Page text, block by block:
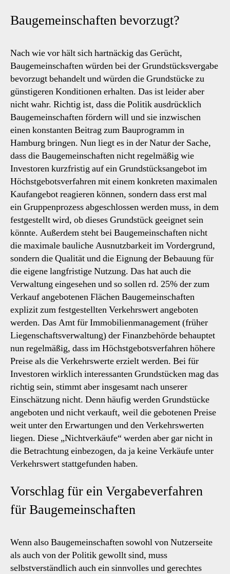
Baugemeinschaften bevorzugt?
Nach wie vor hält sich hartnäckig das Gerücht,
Baugemeinschaften würden bei der Grundstücksvergabe
bevorzugt behandelt und würden die Grundstücke zu
günstigeren Konditionen erhalten. Das ist leider aber
nicht wahr. Richtig ist, dass die Politik ausdrücklich
Baugemeinschaften fördern will und sie inzwischen
einen konstanten Beitrag zum Bauprogramm in
Hamburg bringen. Nun liegt es in der Natur der Sache,
dass die Baugemeinschaften nicht regelmäßig wie
Investoren kurzfristig auf ein Grundstücksangebot im
Höchstgebotsverfahren mit einem konkreten maximalen
Kaufangebot reagieren können, sondern dass erst mal
ein Gruppenprozess abgeschlossen werden muss, in dem
festgestellt wird, ob dieses Grundstück geeignet sein
könnte. Außerdem steht bei Baugemeinschaften nicht
die maximale bauliche Ausnutzbarkeit im Vordergrund,
sondern die Qualität und die Eignung der Bebauung für
die eigene langfristige Nutzung. Das hat auch die
Verwaltung eingesehen und so sollen rd. 25% der zum
Verkauf angebotenen Flächen Baugemeinschaften
explizit zum festgestellten Verkehrswert angeboten
werden. Das Amt für Immobilienmanagement (früher
Liegenschaftsverwaltung) der Finanzbehörde behauptet
nun regelmäßig, dass im Höchstgebotsverfahren höhere
Preise als die Verkehrswerte erzielt werden. Bei für
Investoren wirklich interessanten Grundstücken mag das
richtig sein, stimmt aber insgesamt nach unserer
Einschätzung nicht. Denn häufig werden Grundstücke
angeboten und nicht verkauft, weil die gebotenen Preise
weit unter den Erwartungen und den Verkehrswerten
liegen. Diese „Nichtverkäufe“ werden aber gar nicht in
die Betrachtung einbezogen, da ja keine Verkäufe unter
Verkehrswert stattgefunden haben.
Vorschlag für ein Vergabeverfahren
für Baugemeinschaften
Wenn also Baugemeinschaften sowohl von Nutzerseite
als auch von der Politik gewollt sind, muss
selbstverständlich auch ein sinnvolles und gerechtes